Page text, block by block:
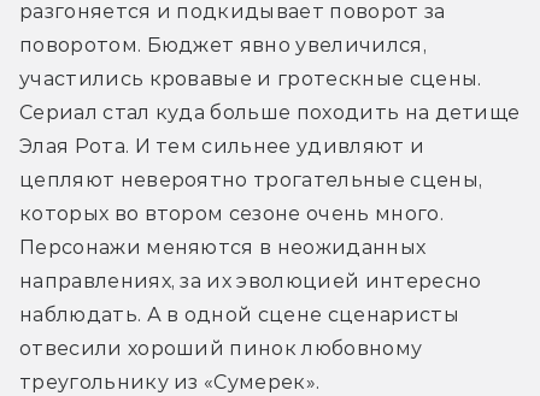
разгоняется и подкидывает поворот за
поворотом. Бюджет явно увеличился,
участились кровавые и гротескные сцены.
Сериал стал куда больше походить на детище
Элая Рота. И тем сильнее удивляют и
цепляют невероятно трогательные сцены,
которых во втором сезоне очень много.
Персонажи меняются в неожиданных
направлениях, за их эволюцией интересно
наблюдать. А в одной сцене сценаристы
отвесили хороший пинок любовному
треугольнику из «Сумерек».